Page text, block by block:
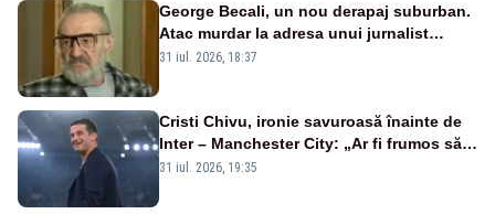
George Becali, un nou derapaj suburban.
Atac murdar la adresa unui jurnalist
sportiv – AUDIO
31 iul. 2026, 18:37
Cristi Chivu, ironie savuroasă înainte de
Inter – Manchester City: „Ar fi frumos să
mai cumpărați și de la noi”
31 iul. 2026, 19:35